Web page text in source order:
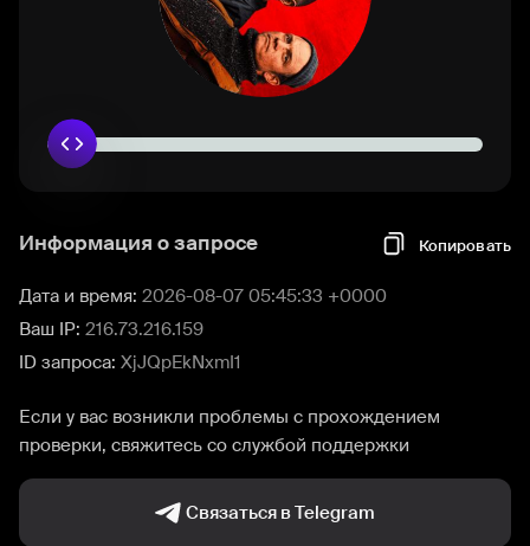
Информация о запросе Копировать
Дата и время: 2026-08-07 05:45:33 +0000
Ваш IP: 216.73.216.159
ID запроса: XjJQpEkNxmI1
Если у вас возникли проблемы с прохождением
проверки, свяжитесь со службой поддержки
Связаться в Telegram